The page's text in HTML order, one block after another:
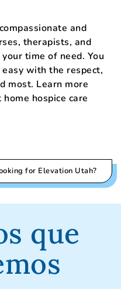
and
therapists, and
time of need. You
with the respect,
most. Learn more
hospice care
for Elevation Utah?
que